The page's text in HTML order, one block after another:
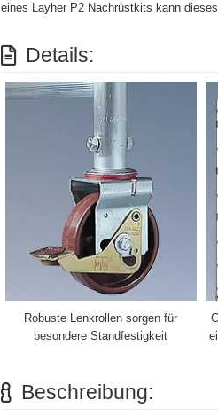
eines Layher P2 Nachrüstkits kann
Details:
Robuste Lenkrollen sorgen für
besondere Standfestigkeit
Beschreibung: